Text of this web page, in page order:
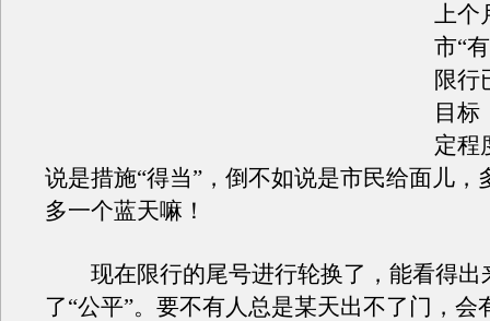
上个
市“
限行
目标
定程
说是措施“得当”，倒不如说是市民给面儿，
多一个蓝天嘛！
现在限行的尾号进行轮换了，能看得出
了“公平”。要不有人总是某天出不了门，会